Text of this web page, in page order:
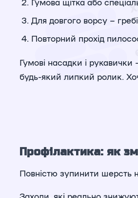
Для довгого ворсу –
Повторний прохід
Гумові насадки і
будь-який липкий ролик.
Профілактика: як
Повністю зупинити шерсть
Заходи, які реально